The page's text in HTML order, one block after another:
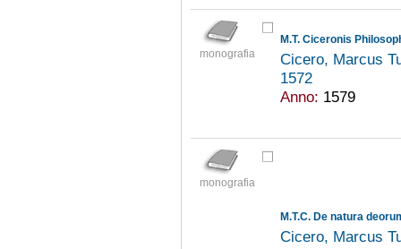
monografia
M.T. Ciceronis
Cicero, Marcus
1572
Anno: 1579
monografia
M.T.C. De natura
Cicero, Marcus